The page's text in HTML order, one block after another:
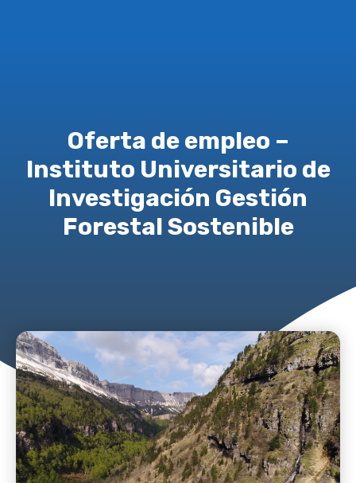
Oferta de empleo –
Instituto Universitario de
Investigación Gestión
Forestal Sostenible